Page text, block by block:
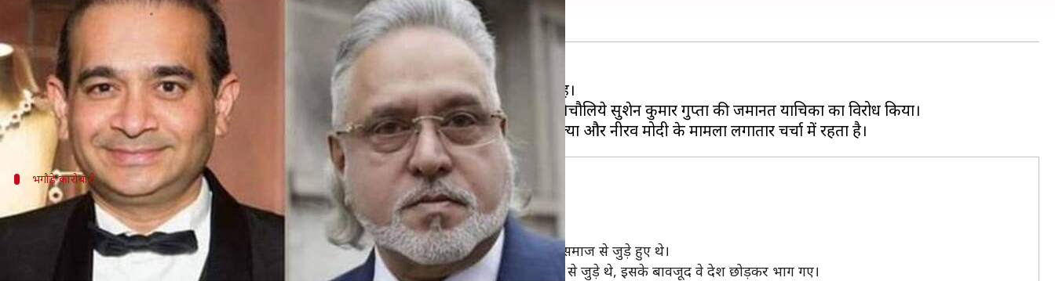
Apr 16, 2019 01:07 pm
क्या है खबर?
नीरव मोदी और विजय माल्या समेत 36 ऐसे कारोबारी हैं जो पिछले कुछ समय से देश से बाहर भागे हैं।
प्रवर्तन निदेशालय (ED) ने कोर्ट को यह जानकारी देते हुए अगस्ता वेस्टलैंड मामले में पकड़े गए रक्षा बिचौलिये सुशेन कुमार गुप्ता की जमानत याचिका का विरोध किया।
भगौड़े कारोबारी
माल्या, मोदी और संदेसरा बंधु भगौड़े कारोबारियों में शामिल
ED ने स्पेशल जज अरविंद कुमार को यह जानकारी दी।
अगस्ता वेस्टलैंड मामले में गिरफ्तार हुए सुशेन ने यह कहते हुए कोर्ट में याचिका लगाई थी कि वह पूरी तरह समाज से जुड़े हुए थे।
इसके विरोध में जांच एजेंसी के वकील ने कहा की माल्या, ललित, नीरव, मेहुल और संदेसरा भाई भी समाज से जुड़े थे, इसके बावजूद वे देश छोड़कर भाग गए।